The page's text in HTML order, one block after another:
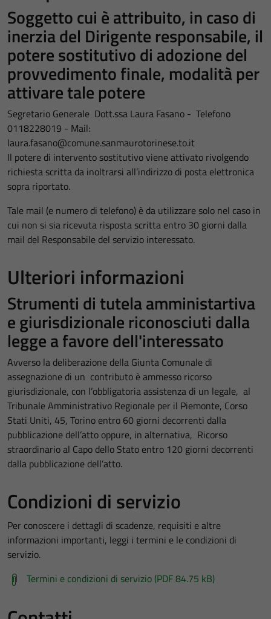
Soggetto cui è attribuito, in caso di
inerzia del Dirigente responsabile, il
potere sostitutivo di adozione del
provvedimento finale, modalità per
attivare tale potere
Segretario Generale Dott.ssa Laura Fasano - Telefono
0118228019 - Mail:
laura.fasano@comune.sanmaurotorinese.to.it
Il potere di intervento sostitutivo viene attivato rivolgendo
richiesta scritta da inoltrarsi all’indirizzo di posta elettronica
sopra riportato.
Tale mail (e numero di telefono) è da utilizzare solo nel caso in
cui non si sia ricevuta risposta scritta entro 30 giorni dalla
mail del Responsabile del servizio interessato.
Ulteriori informazioni
Strumenti di tutela amministartiva
e giurisdizionale riconosciuti dalla
legge a favore dell'interessato
Avverso la deliberazione della Giunta Comunale di
assegnazione di un contributo è ammesso ricorso
giurisdizionale, con l’obbligatoria assistenza di un legale, al
Tribunale Amministrativo Regionale per il Piemonte, Corso
Stati Uniti, 45, Torino entro 60 giorni decorrenti dalla
pubblicazione dell’atto oppure, in alternativa, Ricorso
straordinario al Capo dello Stato entro 120 giorni decorrenti
dalla pubblicazione dell’atto.
Condizioni di servizio
Per conoscere i dettagli di scadenze, requisiti e altre
informazioni importanti, leggi i termini e le condizioni di
servizio.
Termini e condizioni di servizio (PDF 84.75 kB)